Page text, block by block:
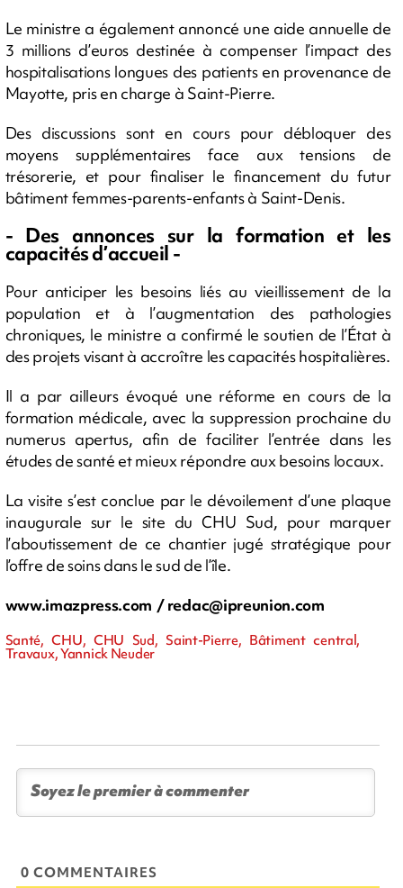
Le ministre a également annoncé une aide annuelle de
3 millions d’euros destinée à compenser l’impact des
hospitalisations longues des patients en provenance de
Mayotte, pris en charge à Saint-Pierre.
Des discussions sont en cours pour débloquer des
moyens supplémentaires face aux tensions de
trésorerie, et pour finaliser le financement du futur
bâtiment femmes-parents-enfants à Saint-Denis.
- Des annonces sur la formation et les
capacités d’accueil -
Pour anticiper les besoins liés au vieillissement de la
population et à l’augmentation des pathologies
chroniques, le ministre a confirmé le soutien de l’État à
des projets visant à accroître les capacités hospitalières.
Il a par ailleurs évoqué une réforme en cours de la
formation médicale, avec la suppression prochaine du
numerus apertus, afin de faciliter l’entrée dans les
études de santé et mieux répondre aux besoins locaux.
La visite s’est conclue par le dévoilement d’une plaque
inaugurale sur le site du CHU Sud, pour marquer
l’aboutissement de ce chantier jugé stratégique pour
l’offre de soins dans le sud de l’île.
www.imazpress.com /redac@ipreunion.com
Santé, CHU, CHU Sud, Saint-Pierre, Bâtiment central,
Travaux, Yannick Neuder
0 COMMENTAIRES